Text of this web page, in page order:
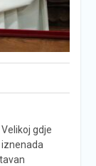
gdje